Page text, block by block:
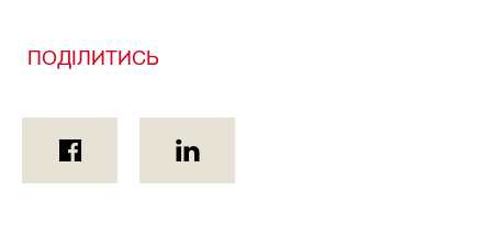
ПОДІЛИТИСЬ